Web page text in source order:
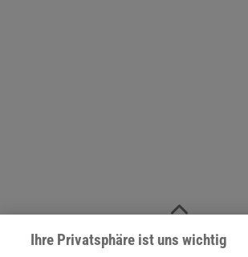
Ihre Privatsphäre ist uns wichtig